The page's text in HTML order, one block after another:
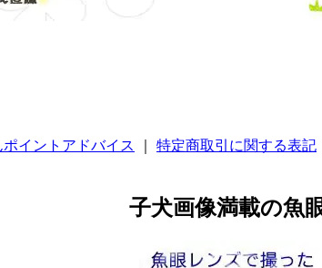
ポイントアドバイス 特定商取引に関する表記
子犬画像満載の魚